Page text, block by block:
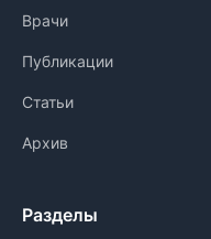
Врачи
Публикации
Статьи
Архив
Разделы